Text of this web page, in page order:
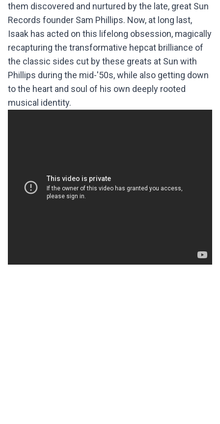
them discovered and nurtured by the late, great Sun
Records founder Sam Phillips. Now, at long last,
Isaak has acted on this lifelong obsession, magically
recapturing the transformative hepcat brilliance of
the classic sides cut by these greats at Sun with
Phillips during the mid-'50s, while also getting down
to the heart and soul of his own deeply rooted
musical identity.